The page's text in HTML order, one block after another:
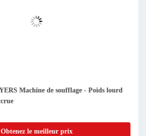
Machine de soufflage - Poids lourd
Obtenez le meilleur prix